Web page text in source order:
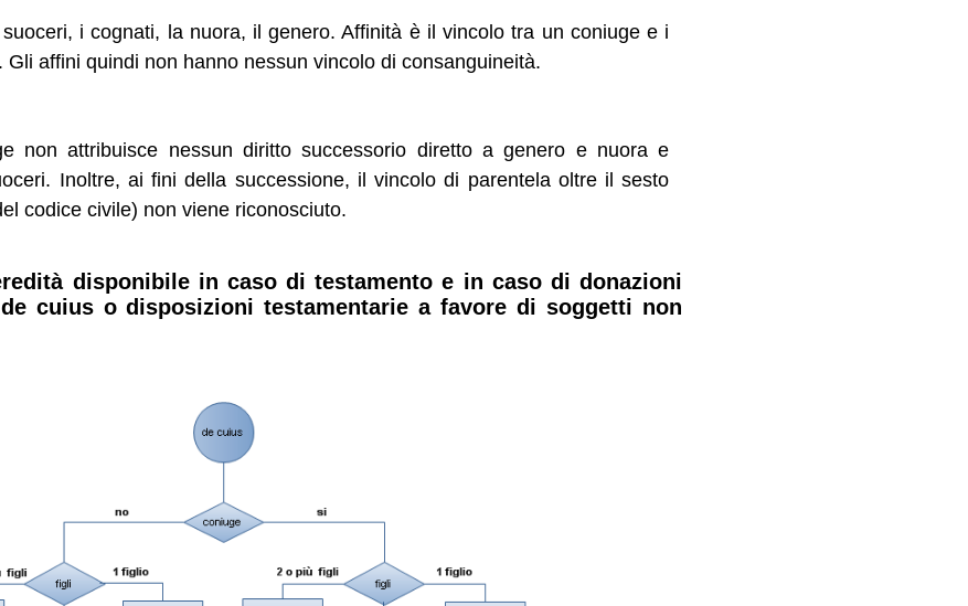
i cognati, la nuora, il genero. Affinità è il vincolo tra un coniuge e i
Gli affini quindi non hanno nessun vincolo di consanguineità.
non attribuisce nessun diritto successorio diretto a genero e nuora e
Inoltre, ai fini della successione, il vincolo di parentela oltre il sesto
codice civile) non viene riconosciuto.
disponibile in caso di testamento e in caso di donazioni
cuius o disposizioni testamentarie a favore di soggetti non